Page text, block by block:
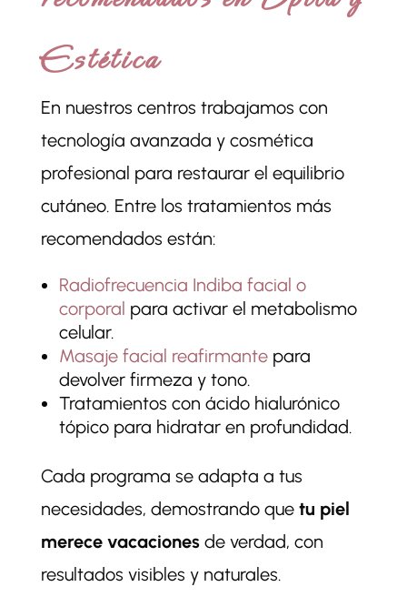
Estética
En nuestros centros trabajamos con
tecnología avanzada y cosmética
profesional para restaurar el equilibrio
cutáneo. Entre los tratamientos más
recomendados están:
Radiofrecuencia Indiba facial o
corporal para activar el metabolismo
celular.
Masaje facial reafirmantepara
devolver firmeza y tono.
Tratamientos con ácido hialurónico
tópico para hidratar en profundidad.
Cada programa se adapta a tus
necesidades, demostrando que tu piel
merece vacacionesde verdad, con
resultados visibles y naturales.